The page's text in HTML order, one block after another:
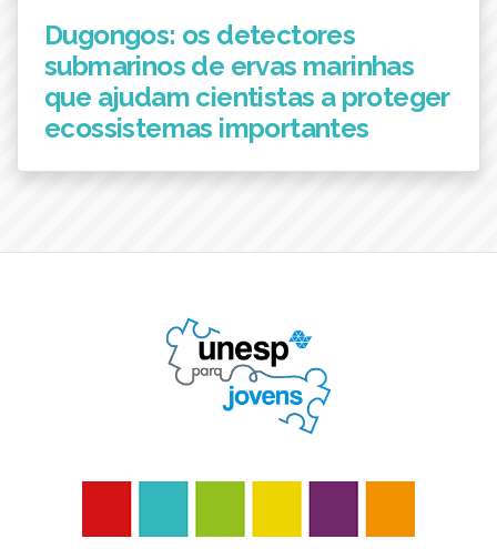
Dugongos: os detectores
submarinos de ervas marinhas
que ajudam cientistas a proteger
ecossistemas importantes